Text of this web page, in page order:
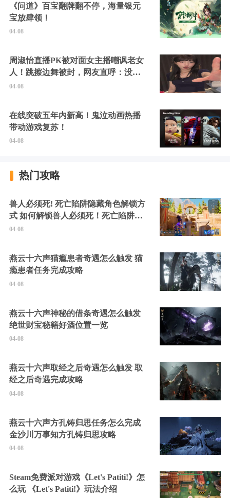
《问道》百宝翻牌翻不停，海量银元
宝放肆领！
04-08
周淑怡直播PK被对面女主播嘲讽老女
人！跳擦边舞被封，网友直呼：没边
硬擦封的好！
04-08
在线突破五年内新高！鬼泣动画热播
带动游戏复苏！
04-08
热门攻略
兽人必须死! 死亡陷阱隐藏角色解锁方
式 如何解锁兽人必须死！死亡陷阱中
的隐藏角色
04-08
燕云十六声猫瘾患者奇遇怎么触发 猫
瘾患者任务完成攻略
04-08
燕云十六声神秘的借条奇遇怎么触发
绝世财宝秘籍好酒位置一览
04-08
燕云十六声取经之后奇遇怎么触发 取
经之后奇遇完成攻略
04-08
燕云十六声方孔铸归思任务怎么完成
金沙川万事知方孔铸归思攻略
04-08
Steam免费派对游戏《Let's Patiti!》怎
么玩 《Let's Patiti!》玩法介绍